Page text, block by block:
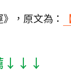
，原文為：
↓↓↓